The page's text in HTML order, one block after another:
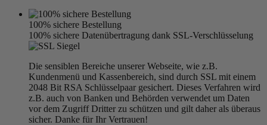
100% sichere Bestellung
100% sichere Datenübertragung dank SSL-Verschlüsselung
Die sensiblen Bereiche unserer Webseite, wie z.B.
Kundenmenü und Kassenbereich, sind durch SSL mit einem
2048 Bit RSA Schlüsselpaar gesichert. Dieses Verfahren wird
z.B. auch von Banken und Behörden verwendet um Daten
vor dem Zugriff Dritter zu schützen und gilt daher als überaus
sicher. Danke für Ihr Vertrauen!